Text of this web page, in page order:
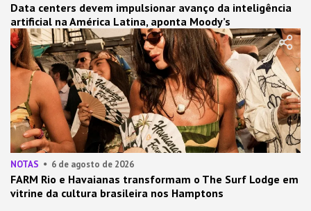
Data centers devem impulsionar avanço da inteligência
artificial na América Latina, aponta Moody’s
NOTAS 6 de agosto de 2026
FARM Rio e Havaianas transformam o The Surf Lodge em
vitrine da cultura brasileira nos Hamptons